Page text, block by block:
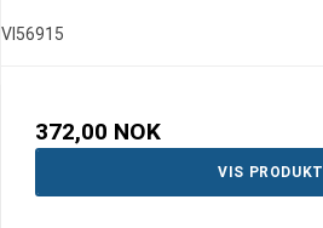
VI56915
372,00 NOK
VIS PRODUKT